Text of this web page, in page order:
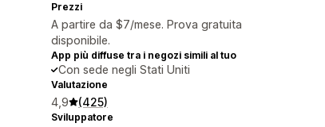
Prezzi
A partire da $7/mese. Prova gratuita
disponibile.
App più diffuse tra i negozi simili al tuo
Con sede negli Stati Uniti
Valutazione
4,9 (425)
Sviluppatore